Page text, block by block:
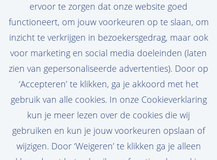
ervoor te zorgen dat onze website goed
functioneert, om jouw voorkeuren op te slaan, om
inzicht te verkrijgen in bezoekersgedrag, maar ook
voor marketing en social media doeleinden (laten
zien van gepersonaliseerde advertenties). Door op
‘Accepteren’ te klikken, ga je akkoord met het
gebruik van alle cookies. In onze Cookieverklaring
kun je meer lezen over de cookies die wij
gebruiken en kun je jouw voorkeuren opslaan of
wijzigen. Door ‘Weigeren’ te klikken ga je alleen
de nieuwste vacatures in je mail!
Stel job alert in